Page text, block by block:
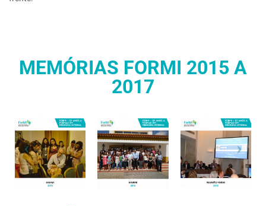
MEMÓRIAS FORMI 2015 A
2017